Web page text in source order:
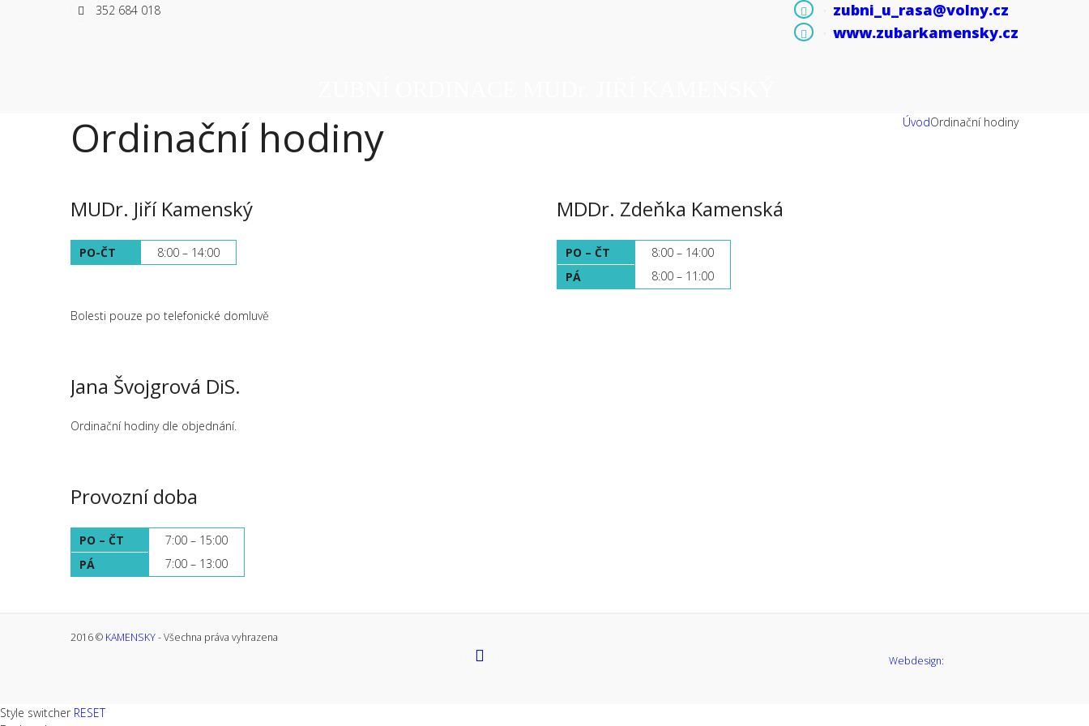
zubni_u_rasa@volny.cz
www.zubarkamensky.cz
352 684 018
ÚvodOrdinační hodiny
Ordinační hodiny
MUDr. Jiří Kamenský
PO-ČT 8:00 – 14:00
MDDr. Zdeňka Kamenská
PO – ČT
8:00 – 14:00
PÁ
8:00 – 11:00
Bolesti pouze po telefonické domluvě
Jana Švojgrová DiS.
Ordinační hodiny dle objednání.
Provozní doba
PO – ČT
7:00 – 15:00
PÁ
7:00 – 13:00
2016 © KAMENSKY- Všechna práva vyhrazena
Webdesign:
Style switcher RESET